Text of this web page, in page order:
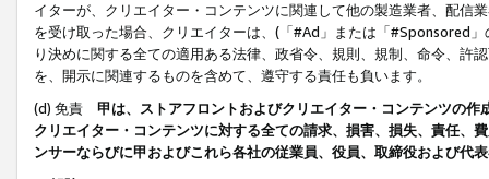
イターが、クリエイター・コンテンツに関連して他の製造業者、配信
を受け取った場合、クリエイターは、(「#Ad」または「#Sponsored
り決めに関する全ての適用ある法律、政省令、規則、規制、命令、許
を、開示に関連するものを含めて、遵守する責任も負います。
(d) 免責 甲は、ストアフロントおよびクリエイター・コンテンツの
クリエイター・コンテンツに対する全ての請求、損害、損失、責任、
ンサーならびに甲およびこれら各社の従業員、役員、取締役および代